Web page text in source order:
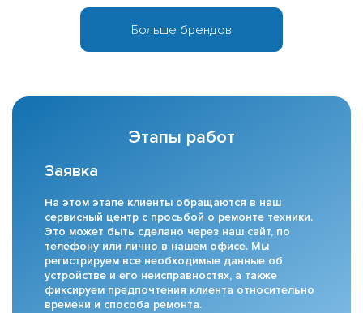
Этапы работ
Заявка
На этом этапе клиенты обращаются в наш
сервисный центр с просьбой о ремонте техники.
Это может быть сделано через наш сайт, по
телефону или лично в нашем офисе. Мы
регистрируем все необходимые данные об
устройстве и его неисправностях, а также
фиксируем предпочтения клиента относительно
времени и способа ремонта.